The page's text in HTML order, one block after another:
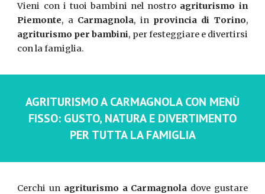
Vieni con i tuoi bambini nel nostro agriturismo in
Piemonte, a Carmagnola, in provincia di Torino,
agriturismo per bambini, per festeggiare e divertirsi
con la famiglia.
AGRITURISMO A CARMAGNOLA CON MENÙ
FISSO: GUSTO, NATURA E DIVERTIMENTO
PER TUTTA LA FAMIGLIA
Cerchi un agriturismo a Carmagnola dove gustare